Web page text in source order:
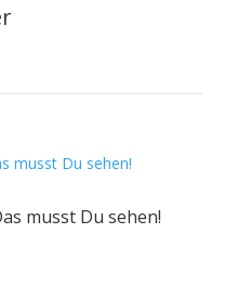
musst Du sehen!